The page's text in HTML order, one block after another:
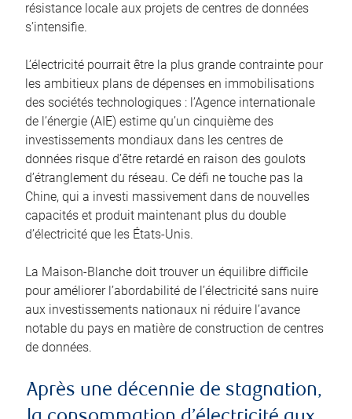
résistance locale aux projets de centres de données
s’intensifie.
L’électricité pourrait être la plus grande contrainte pour
les ambitieux plans de dépenses en immobilisations
des sociétés technologiques : l’Agence internationale
de l’énergie (AIE) estime qu’un cinquième des
investissements mondiaux dans les centres de
données risque d’être retardé en raison des goulots
d’étranglement du réseau. Ce défi ne touche pas la
Chine, qui a investi massivement dans de nouvelles
capacités et produit maintenant plus du double
d’électricité que les États-Unis.
La Maison-Blanche doit trouver un équilibre difficile
pour améliorer l’abordabilité de l’électricité sans nuire
aux investissements nationaux ni réduire l’avance
notable du pays en matière de construction de centres
de données.
Après une décennie de stagnation,